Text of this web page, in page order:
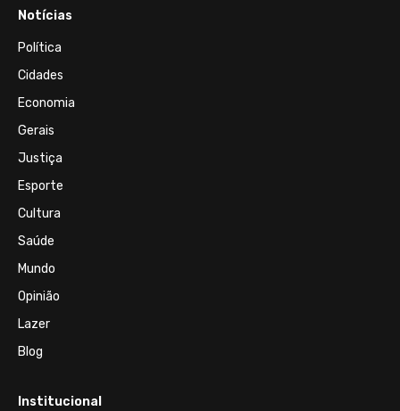
Notícias
Política
Cidades
Economia
Gerais
Justiça
Esporte
Cultura
Saúde
Mundo
Opinião
Lazer
Blog
Institucional